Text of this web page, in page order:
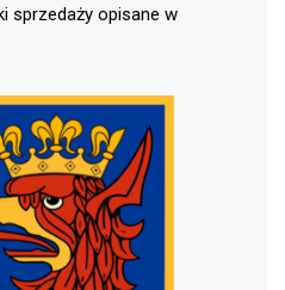
sprzedaży opisane w